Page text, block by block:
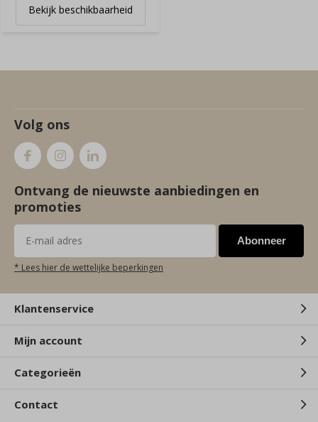
Bekijk beschikbaarheid
Volg ons
Ontvang de nieuwste aanbiedingen en
promoties
Abonneer
* Lees hier de wettelijke beperkingen
Klantenservice
Mijn account
Categorieën
Contact